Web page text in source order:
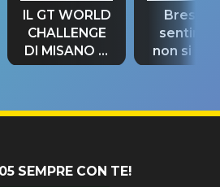
IL GT WORLD
CHALLENGE
DI MISANO si
riconferma
Bresh:
non si
fino alla
SEMPRE CON TE!